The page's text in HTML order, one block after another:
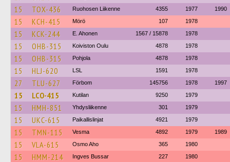
15 TOX-436 Ruohosen Liikenne 4355 1977 1990
15 KCH-415 Mörö 107 1978
15 KCK-244 E. Ahonen 1567 / 15878 1978
15 OHB-315 Koiviston Oulu 4878 1978
15 OHB-315 Pohjola 4878 1978
15 HLJ-620 LSL 1591 1978
27 TLU-627 Förbom 145756 1978 1997
15 LCO-415 Kutilan 9250 1979
15 HMH-851 Yhdysliikenne 301 1979
15 UKC-615 Paikallislinjat 4921 1979
15 TMN-115 Vesma 4892 1979 1989
15 VLA-615 Osmo Aho 365 1980
15 HMM-214 Ingves Bussar 227 1980